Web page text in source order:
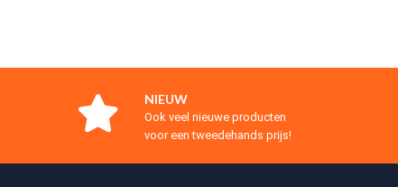
NIEUW
Ook veel nieuwe producten
voor een tweedehands prijs!